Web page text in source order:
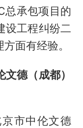
总承包项目的
设工程纠纷二
面有经验。
德（成都）
京市中伦文德